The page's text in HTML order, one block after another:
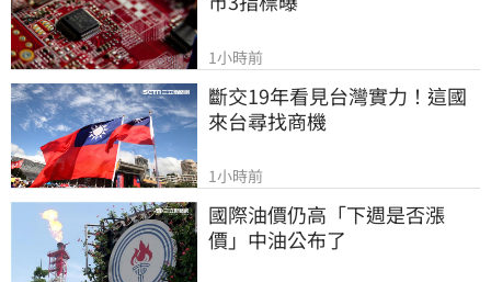
1小時前
斷交19年看見台灣實力！這國
來台尋找商機
1小時前
國際油價仍高「下週是否漲
價」中油公布了